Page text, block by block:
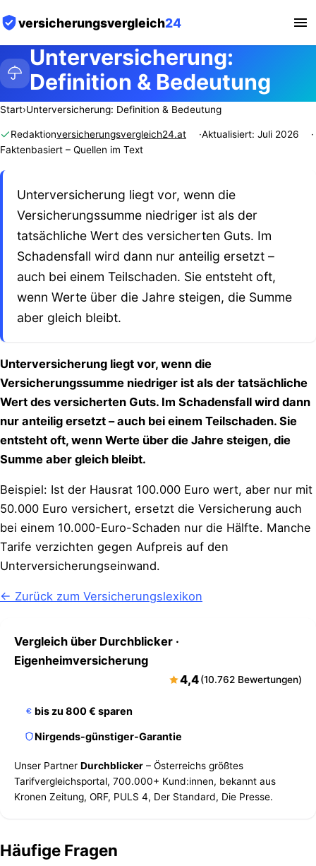
versicherungsvergleich24
Unterversicherung:
Definition & Bedeutung
Start›Unterversicherung: Definition & Bedeutung
Redaktionversicherungsvergleich24.at
Aktualisiert: Juli 2026
Faktenbasiert – Quellen im Text
Unterversicherung liegt vor, wenn die
Versicherungssumme niedriger ist als der
tatsächliche Wert des versicherten Guts. Im
Schadensfall wird dann nur anteilig ersetzt –
auch bei einem Teilschaden. Sie entsteht oft,
wenn Werte über die Jahre steigen, die Summe
aber gleich bleibt.
Unterversicherung liegt vor, wenn die
Versicherungssumme niedriger ist als der tatsächliche
Wert des versicherten Guts. Im Schadensfall wird dann
nur anteilig ersetzt – auch bei einem Teilschaden. Sie
entsteht oft, wenn Werte über die Jahre steigen, die
Summe aber gleich bleibt.
Beispiel: Ist der Hausrat 100.000 Euro wert, aber nur mit
50.000 Euro versichert, ersetzt die Versicherung auch
bei einem 10.000-Euro-Schaden nur die Hälfte. Manche
Tarife verzichten gegen Aufpreis auf den
Unterversicherungseinwand.
← Zurück zum Versicherungslexikon
Vergleich über Durchblicker ·
Eigenheimversicherung
4,4 (10.762 Bewertungen)
bis zu 800 € sparen
Nirgends-günstiger-Garantie
Unser Partner Durchblicker – Österreichs größtes
Tarifvergleichsportal, 700.000+ Kund:innen, bekannt aus
Kronen Zeitung, ORF, PULS 4, Der Standard, Die Presse.
Häufige Fragen